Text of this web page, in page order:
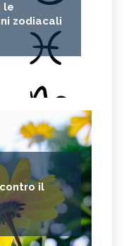
le
zodiacali
il